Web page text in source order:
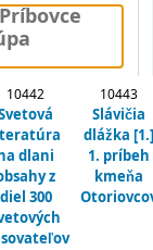
shelf browser)
10442
dlani
z
diel 300
10443
Slávičia
dlážka
1. príbeh
kmeňa